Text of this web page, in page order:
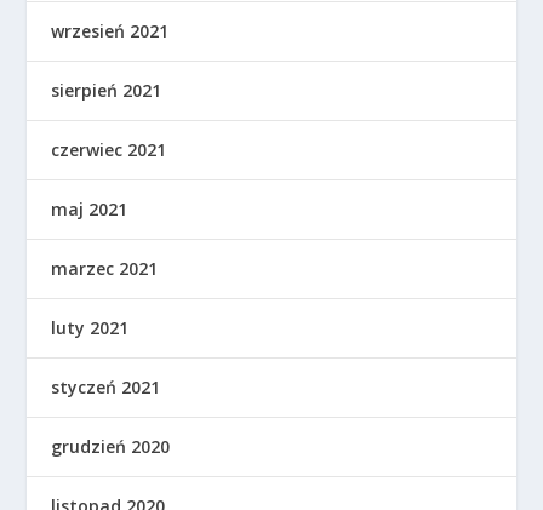
wrzesień 2021
sierpień 2021
czerwiec 2021
maj 2021
marzec 2021
luty 2021
styczeń 2021
grudzień 2020